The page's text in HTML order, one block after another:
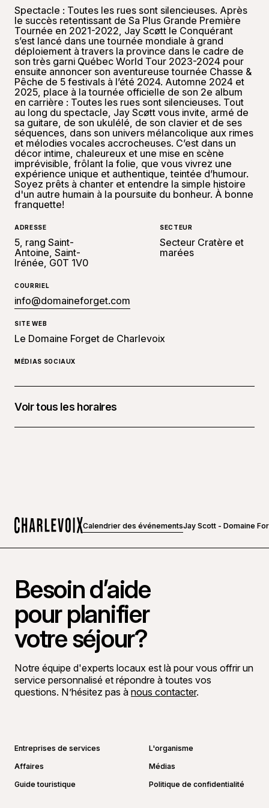
Spectacle : Toutes les rues sont silencieuses. Après
le succès retentissant de Sa Plus Grande Première
Tournée en 2021-2022, Jay Scøtt le Conquérant
s’est lancé dans une tournée mondiale à grand
déploiement à travers la province dans le cadre de
son très garni Québec World Tour 2023-2024 pour
ensuite annoncer son aventureuse tournée Chasse &
Pêche de 5 festivals à l’été 2024. Automne 2024 et
2025, place à la tournée officielle de son 2e album
en carrière : Toutes les rues sont silencieuses. Tout
au long du spectacle, Jay Scøtt vous invite, armé de
sa guitare, de son ukulélé, de son clavier et de ses
séquences, dans son univers mélancolique aux rimes
et mélodies vocales accrocheuses. C’est dans un
décor intime, chaleureux et une mise en scène
imprévisible, frôlant la folie, que vous vivrez une
expérience unique et authentique, teintée d’humour.
Soyez prêts à chanter et entendre la simple histoire
d'un autre humain à la poursuite du bonheur. À bonne
franquette!
ADRESSE
5, rang Saint-
Antoine, Saint-
Irénée, G0T 1V0
SECTEUR
Secteur Cratère et
marées
COURRIEL
info@domaineforget.com
SITE WEB
Le Domaine Forget de Charlevoix
MÉDIAS SOCIAUX
Voir tous les horaires
Calendrier des événementsJay Scott - Domaine
Besoin d’aide
pour planifier
votre séjour?
Notre équipe d'experts locaux est là pour vous offrir un
service personnalisé et répondre à toutes vos
questions. N’hésitez pas à nous contacter.
Entreprises de services
L'organisme
Affaires
Médias
Guide touristique
Politique de confidentialité